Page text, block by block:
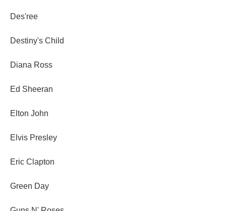
Des'ree
Destiny's Child
Diana Ross
Ed Sheeran
Elton John
Elvis Presley
Eric Clapton
Green Day